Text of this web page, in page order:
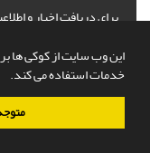
این وب سایت از کوکی ها
خدمات استفاده می کند.
برای دریافت اخبار و